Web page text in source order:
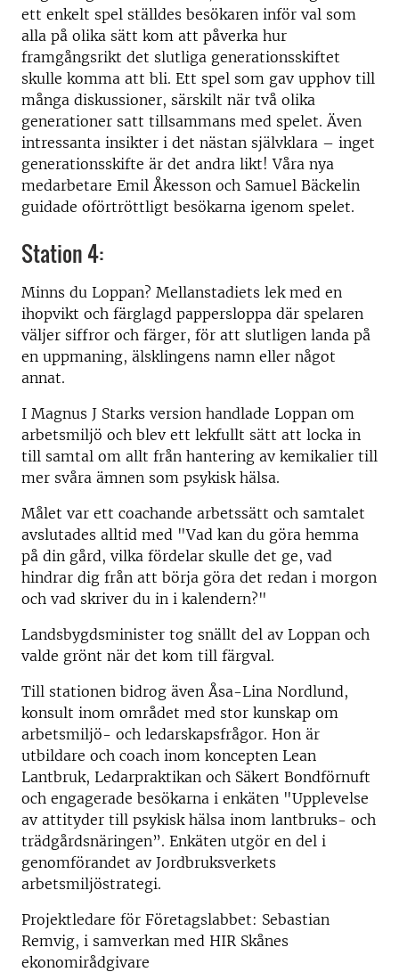
ett enkelt spel ställdes besökaren inför val som
alla på olika sätt kom att påverka hur
framgångsrikt det slutliga generationsskiftet
skulle komma att bli. Ett spel som gav upphov till
många diskussioner, särskilt när två olika
generationer satt tillsammans med spelet. Även
intressanta insikter i det nästan självklara – inget
generationsskifte är det andra likt! Våra nya
medarbetare Emil Åkesson och Samuel Bäckelin
guidade oförtröttligt besökarna igenom spelet.
Station 4:
Minns du Loppan? Mellanstadiets lek med en
ihopvikt och färglagd pappersloppa där spelaren
väljer siffror och färger, för att slutligen landa på
en uppmaning, älsklingens namn eller något
annat.
I Magnus J Starks version handlade Loppan om
arbetsmiljö och blev ett lekfullt sätt att locka in
till samtal om allt från hantering av kemikalier till
mer svåra ämnen som psykisk hälsa.
Målet var ett coachande arbetssätt och samtalet
avslutades alltid med "Vad kan du göra hemma
på din gård, vilka fördelar skulle det ge, vad
hindrar dig från att börja göra det redan i morgon
och vad skriver du in i kalendern?"
Landsbygdsminister tog snällt del av Loppan och
valde grönt när det kom till färgval.
Till stationen bidrog även Åsa-Lina Nordlund,
konsult inom området med stor kunskap om
arbetsmiljö- och ledarskapsfrågor. Hon är
utbildare och coach inom koncepten Lean
Lantbruk, Ledarpraktikan och Säkert Bondförnuft
och engagerade besökarna i enkäten "Upplevelse
av attityder till psykisk hälsa inom lantbruks- och
trädgårdsnäringen”. Enkäten utgör en del i
genomförandet av Jordbruksverkets
arbetsmiljöstrategi.
Projektledare för Företagslabbet: Sebastian
Remvig, i samverkan med HIR Skånes
ekonomirådgivare